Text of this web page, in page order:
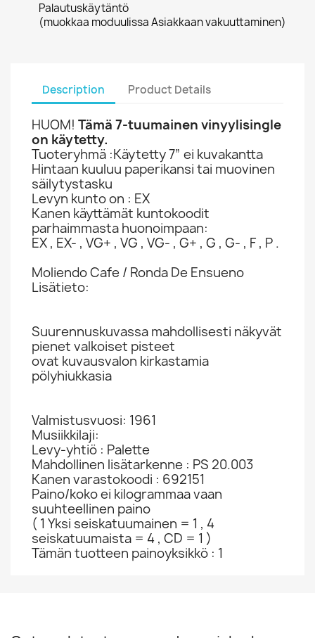
Palautuskäytäntö
(muokkaa moduulissa Asiakkaan vakuuttaminen)
Description Product Details
HUOM! Tämä 7-tuumainen vinyylisingle
on käytetty.
Tuoteryhmä :Käytetty 7” ei kuvakantta
Hintaan kuuluu paperikansi tai muovinen
säilytystasku
Levyn kunto on : EX
Kanen käyttämät kuntokoodit
parhaimmasta huonoimpaan:
EX , EX- , VG+ , VG , VG- , G+ , G , G- , F , P .
Moliendo Cafe / Ronda De Ensueno
Lisätieto:
Suurennuskuvassa mahdollisesti näkyvät
pienet valkoiset pisteet
ovat kuvausvalon kirkastamia
pölyhiukkasia
Valmistusvuosi: 1961
Musiikkilaji:
Levy-yhtiö : Palette
Mahdollinen lisätarkenne : PS 20.003
Kanen varastokoodi : 692151
Paino/koko ei kilogrammaa vaan
suuhteellinen paino
( 1 Yksi seiskatuumainen = 1 , 4
seiskatuumaista = 4 , CD = 1 )
Tämän tuotteen painoyksikkö : 1